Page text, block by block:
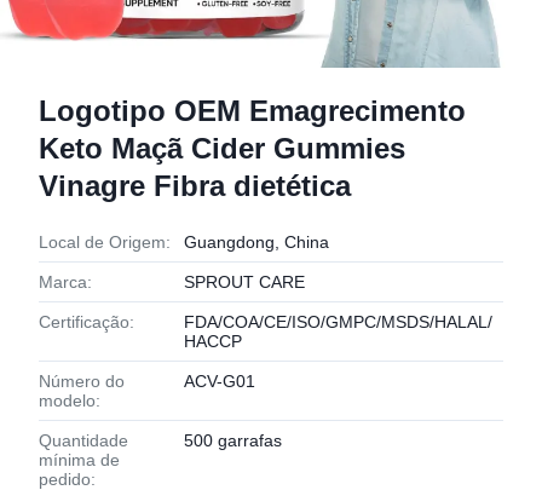
Logotipo OEM Emagrecimento
Keto Maçã Cider Gummies
Vinagre Fibra dietética
Local de Origem: Guangdong, China
Marca: SPROUT CARE
Certificação:
FDA/COA/CE/ISO/GMPC/MSDS/HALAL/
HACCP
Número do
modelo:
ACV-G01
Quantidade
mínima de
pedido:
500 garrafas